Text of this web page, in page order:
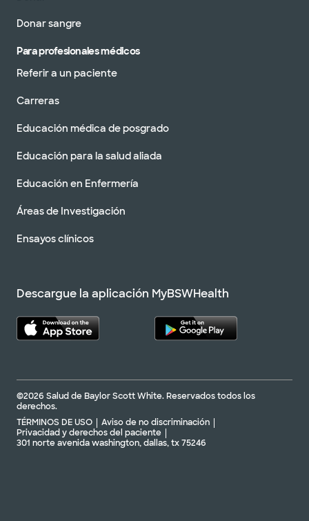
Donar sangre
Para profesionales médicos
Referir a un paciente
Carreras
Educación médica de posgrado
Educación para la salud aliada
Educación en Enfermería
Áreas de Investigación
Ensayos clínicos
Descargue la aplicación MyBSWHealth
©2026 Salud de Baylor Scott White. Reservados todos los
derechos.
TÉRMINOS DE USO
Aviso de no discriminación
Privacidad y derechos del paciente
301 norte avenida washington, dallas, tx 75246